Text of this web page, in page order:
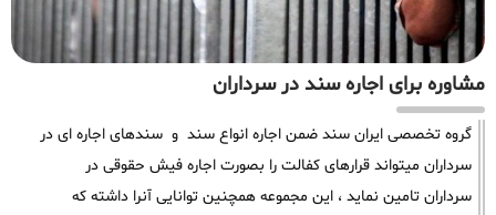
مشاوره برای اجاره سند در سرداران
گروه تخصصی ایران سند ضمن اجاره انواع سند و سندهای اجاره ای در
سرداران میتواند قرارهای کفالت را بصورت اجاره فیش حقوقی در
سرداران تامین نماید ، این مجموعه همچنین توانایی آنرا داشته که